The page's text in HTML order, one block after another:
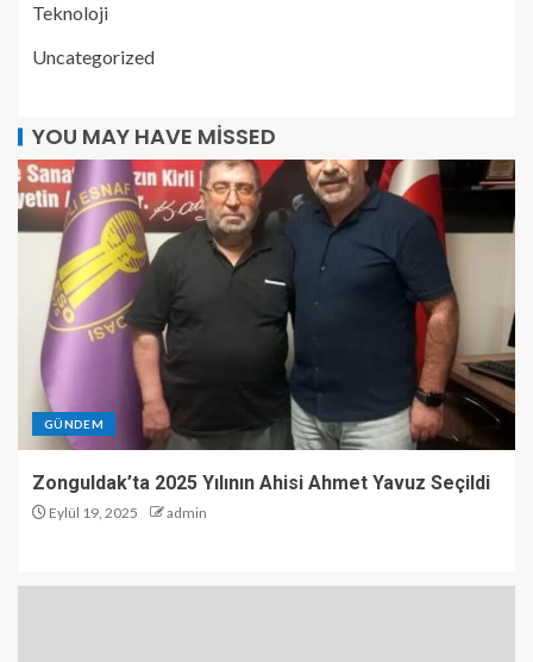
Teknoloji
Uncategorized
YOU MAY HAVE MISSED
GÜNDEM
Zonguldak’ta 2025 Yılının Ahisi Ahmet Yavuz Seçildi
Eylül 19, 2025 admin